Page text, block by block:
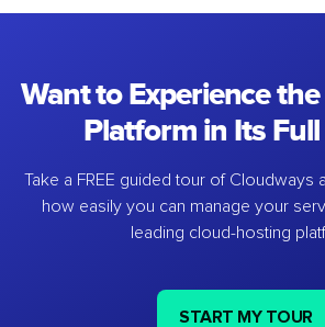
Want to Experience
Platform in Its Full
Take a FREE guided tour of Cloudways
how easily you can manage your
leading cloud-hosting
START MY TOUR